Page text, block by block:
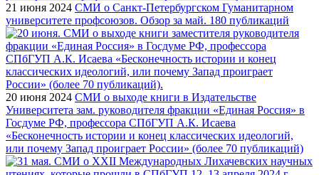
21 июня 2024 СМИ о Санкт-Петербургском Гуманитарном
университете профсоюзов. Обзор за май. 180 публикаций
20 июня 2024 СМИ о выходе книги в Издательстве
Университета зам. руководителя фракции «Единая Россия» в
Госдуме РФ, профессора СПбГУП А.К. Исаева
«Бесконечность истории и конец классических идеологий,
или почему Запад проиграет России» (более 70 публикаций)